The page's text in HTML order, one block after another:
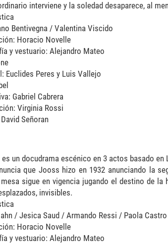
interviene y la soledad desaparece, al
Bentivegna / Valentina Viscido
Horacio Novelle
y vestuario: Alejandro Mateo
Euclides Peres y Luis Vallejo
Gabriel Cabrera
Virginia Rossi
Señoran
un docudrama escénico en 3 actos basado en
que Jooss hizo en 1932 anunciando la
sigue en vigencia jugando el destino de la
invisibles.
/ Jesica Saud / Armando Ressi / Paola Castro
Horacio Novelle
y vestuario: Alejandro Mateo